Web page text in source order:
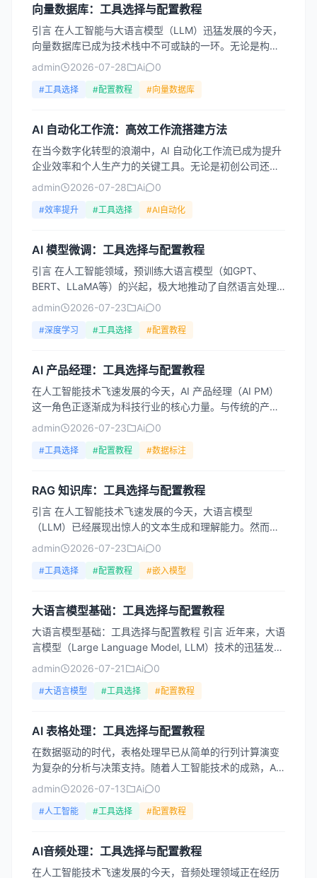
向量数据库：工具选择与配置教程
引言 在人工智能与大语言模型（LLM）迅猛发展的今天，
向量数据库已成为技术栈中不可或缺的一环。无论是构建
语义搜索系统、推荐引擎，还是实现RAG（检索增强生
admin 2026-07-28 Ai 0
#工具选择 #配置教程 #向量数据库
AI 自动化工作流：高效工作流搭建方法
在当今数字化转型的浪潮中，AI 自动化工作流已成为提升
企业效率和个人生产力的关键工具。无论是初创公司还是
大型企业，通过智能化的流程设计，都能显著减少重复性
admin 2026-07-28 Ai 0
#效率提升 #工具选择 #AI自动化
AI 模型微调：工具选择与配置教程
引言 在人工智能领域，预训练大语言模型（如GPT、
BERT、LLaMA等）的兴起，极大地推动了自然语言处理
技术的发展。然而，通用预训练模型往往无法直接满足特
admin 2026-07-23 Ai 0
#深度学习 #工具选择 #配置教程
AI 产品经理：工具选择与配置教程
在人工智能技术飞速发展的今天，AI 产品经理（AI PM）
这一角色正逐渐成为科技行业的核心力量。与传统的产品
经理不同，AI PM 不仅需要理解用户需求和市场趋势...
admin 2026-07-23 Ai 0
#工具选择 #配置教程 #数据标注
RAG 知识库：工具选择与配置教程
引言 在人工智能技术飞速发展的今天，大语言模型
（LLM）已经展现出惊人的文本生成和理解能力。然而，
这些模型普遍存在一个核心痛点——知识截止日期。无论
admin 2026-07-23 Ai 0
#工具选择 #配置教程 #嵌入模型
大语言模型基础：工具选择与配置教程
大语言模型基础：工具选择与配置教程 引言 近年来，大语
言模型（Large Language Model, LLM）技术的迅猛发
展，正在深刻改变我们与信息交互的方...
admin 2026-07-21 Ai 0
#大语言模型 #工具选择 #配置教程
AI 表格处理：工具选择与配置教程
在数据驱动的时代，表格处理早已从简单的行列计算演变
为复杂的分析与决策支持。随着人工智能技术的成熟，AI
正在重塑我们处理表格的方式——从自动化数据清洗到智
admin 2026-07-13 Ai 0
#人工智能 #工具选择 #配置教程
AI音频处理：工具选择与配置教程
在人工智能技术飞速发展的今天，音频处理领域正在经历